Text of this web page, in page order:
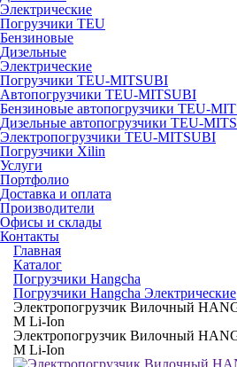
Электрические
Погрузчики TEU
Бензиновые
Дизельные
Электрические
Погрузчики TEU-MITSUBI
Автопогрузчики TEU-MITSUBI
Бензиновые автопогрузчики TEU-
Дизельные автопогрузчики TEU-
Электропогрузчики TEU-MITSUBI
Погрузчики Xilin
Услуги
Портфолио
Доставка и оплата
Производители
Офисы и склады
Контакты
Главная
Каталог
Погрузчики Hangcha
Погрузчики Hangcha Электрические
Электропогрузчик Вилочный
M Li-Ion
Электропогрузчик Вилочный
M Li-Ion